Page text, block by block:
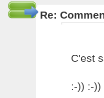
Re:
C'est
:-)) :-